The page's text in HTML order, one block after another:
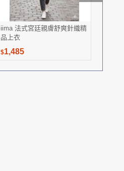
iima 法式宮廷親膚舒爽針織精
品上衣
$1,485